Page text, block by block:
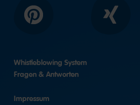
Pinterest Xing
Whistleblowing System
Fragen & Antworten
Impressum